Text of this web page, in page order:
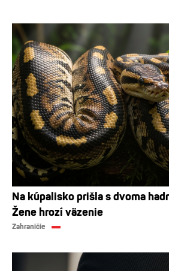
Na kúpalisko prišla s dvoma
Žene hrozí väzenie
Zahraničie